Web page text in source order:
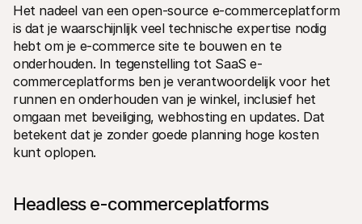
Het nadeel van een open-source e-commerceplatform
is dat je waarschijnlijk veel technische expertise nodig
hebt om je e-commerce site te bouwen en te
onderhouden. In tegenstelling tot SaaS e-
commerceplatforms ben je verantwoordelijk voor het
runnen en onderhouden van je winkel, inclusief het
omgaan met beveiliging, webhosting en updates. Dat
betekent dat je zonder goede planning hoge kosten
kunt oplopen.
Headless e-commerceplatforms